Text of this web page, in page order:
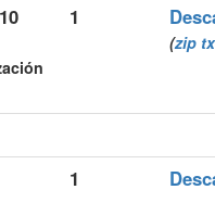
1
(zip
1